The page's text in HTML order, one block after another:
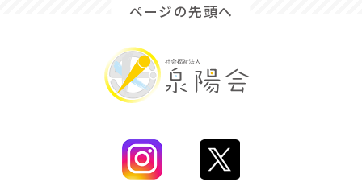
ページの先頭へ